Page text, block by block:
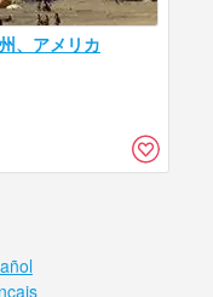
、アメリカ